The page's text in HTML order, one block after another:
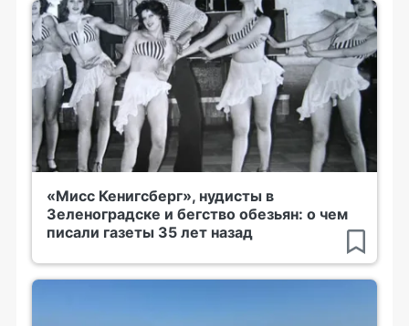
«Мисс Кенигсберг», нудисты в
Зеленоградске и бегство обезьян: о чем
писали газеты 35 лет назад